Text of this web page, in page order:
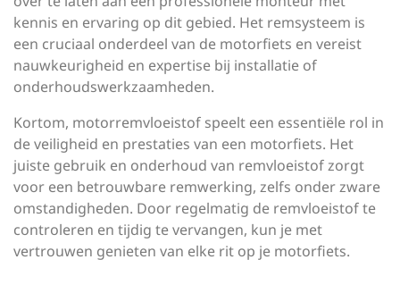
kennis en ervaring op dit gebied. Het remsysteem is
een cruciaal onderdeel van de motorfiets en vereist
nauwkeurigheid en expertise bij installatie of
onderhoudswerkzaamheden.
Kortom, motorremvloeistof speelt een essentiële rol in
de veiligheid en prestaties van een motorfiets. Het
juiste gebruik en onderhoud van remvloeistof zorgt
voor een betrouwbare remwerking, zelfs onder zware
omstandigheden. Door regelmatig de remvloeistof te
controleren en tijdig te vervangen, kun je met
vertrouwen genieten van elke rit op je motorfiets.